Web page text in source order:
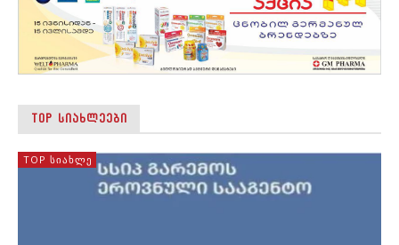
TOP ᲡᲘᲐᲮᲚᲔᲔᲑᲘ
TOP ᲡᲘᲐᲮᲚᲔ